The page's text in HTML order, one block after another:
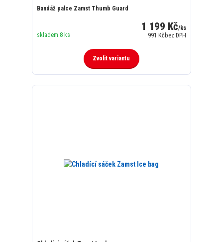
Bandáž palce Zamst Thumb Guard
1 199 Kč/ks
991 Kčbez DPH
skladem 8 ks
Zvolit variantu